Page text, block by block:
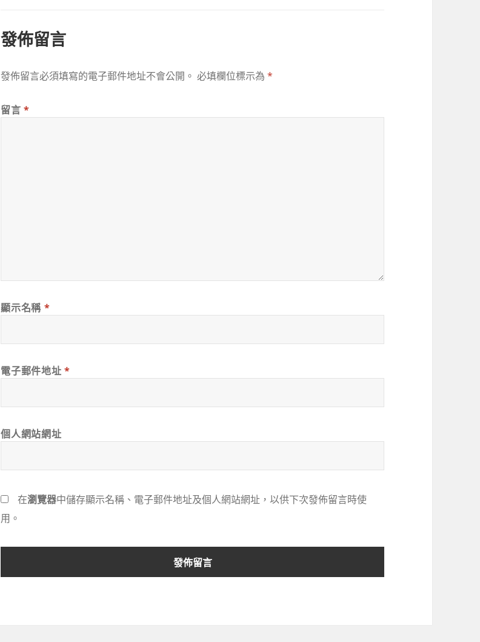
發佈留言
發佈留言必須填寫的電子郵件地址不會公開。 必填欄位標示為*
留言*
顯示名稱 *
電子郵件地址 *
個人網站網址
在瀏覽器中儲存顯示名稱、電子郵件地址及個人網站網址，以供下次發佈留言時使
用。